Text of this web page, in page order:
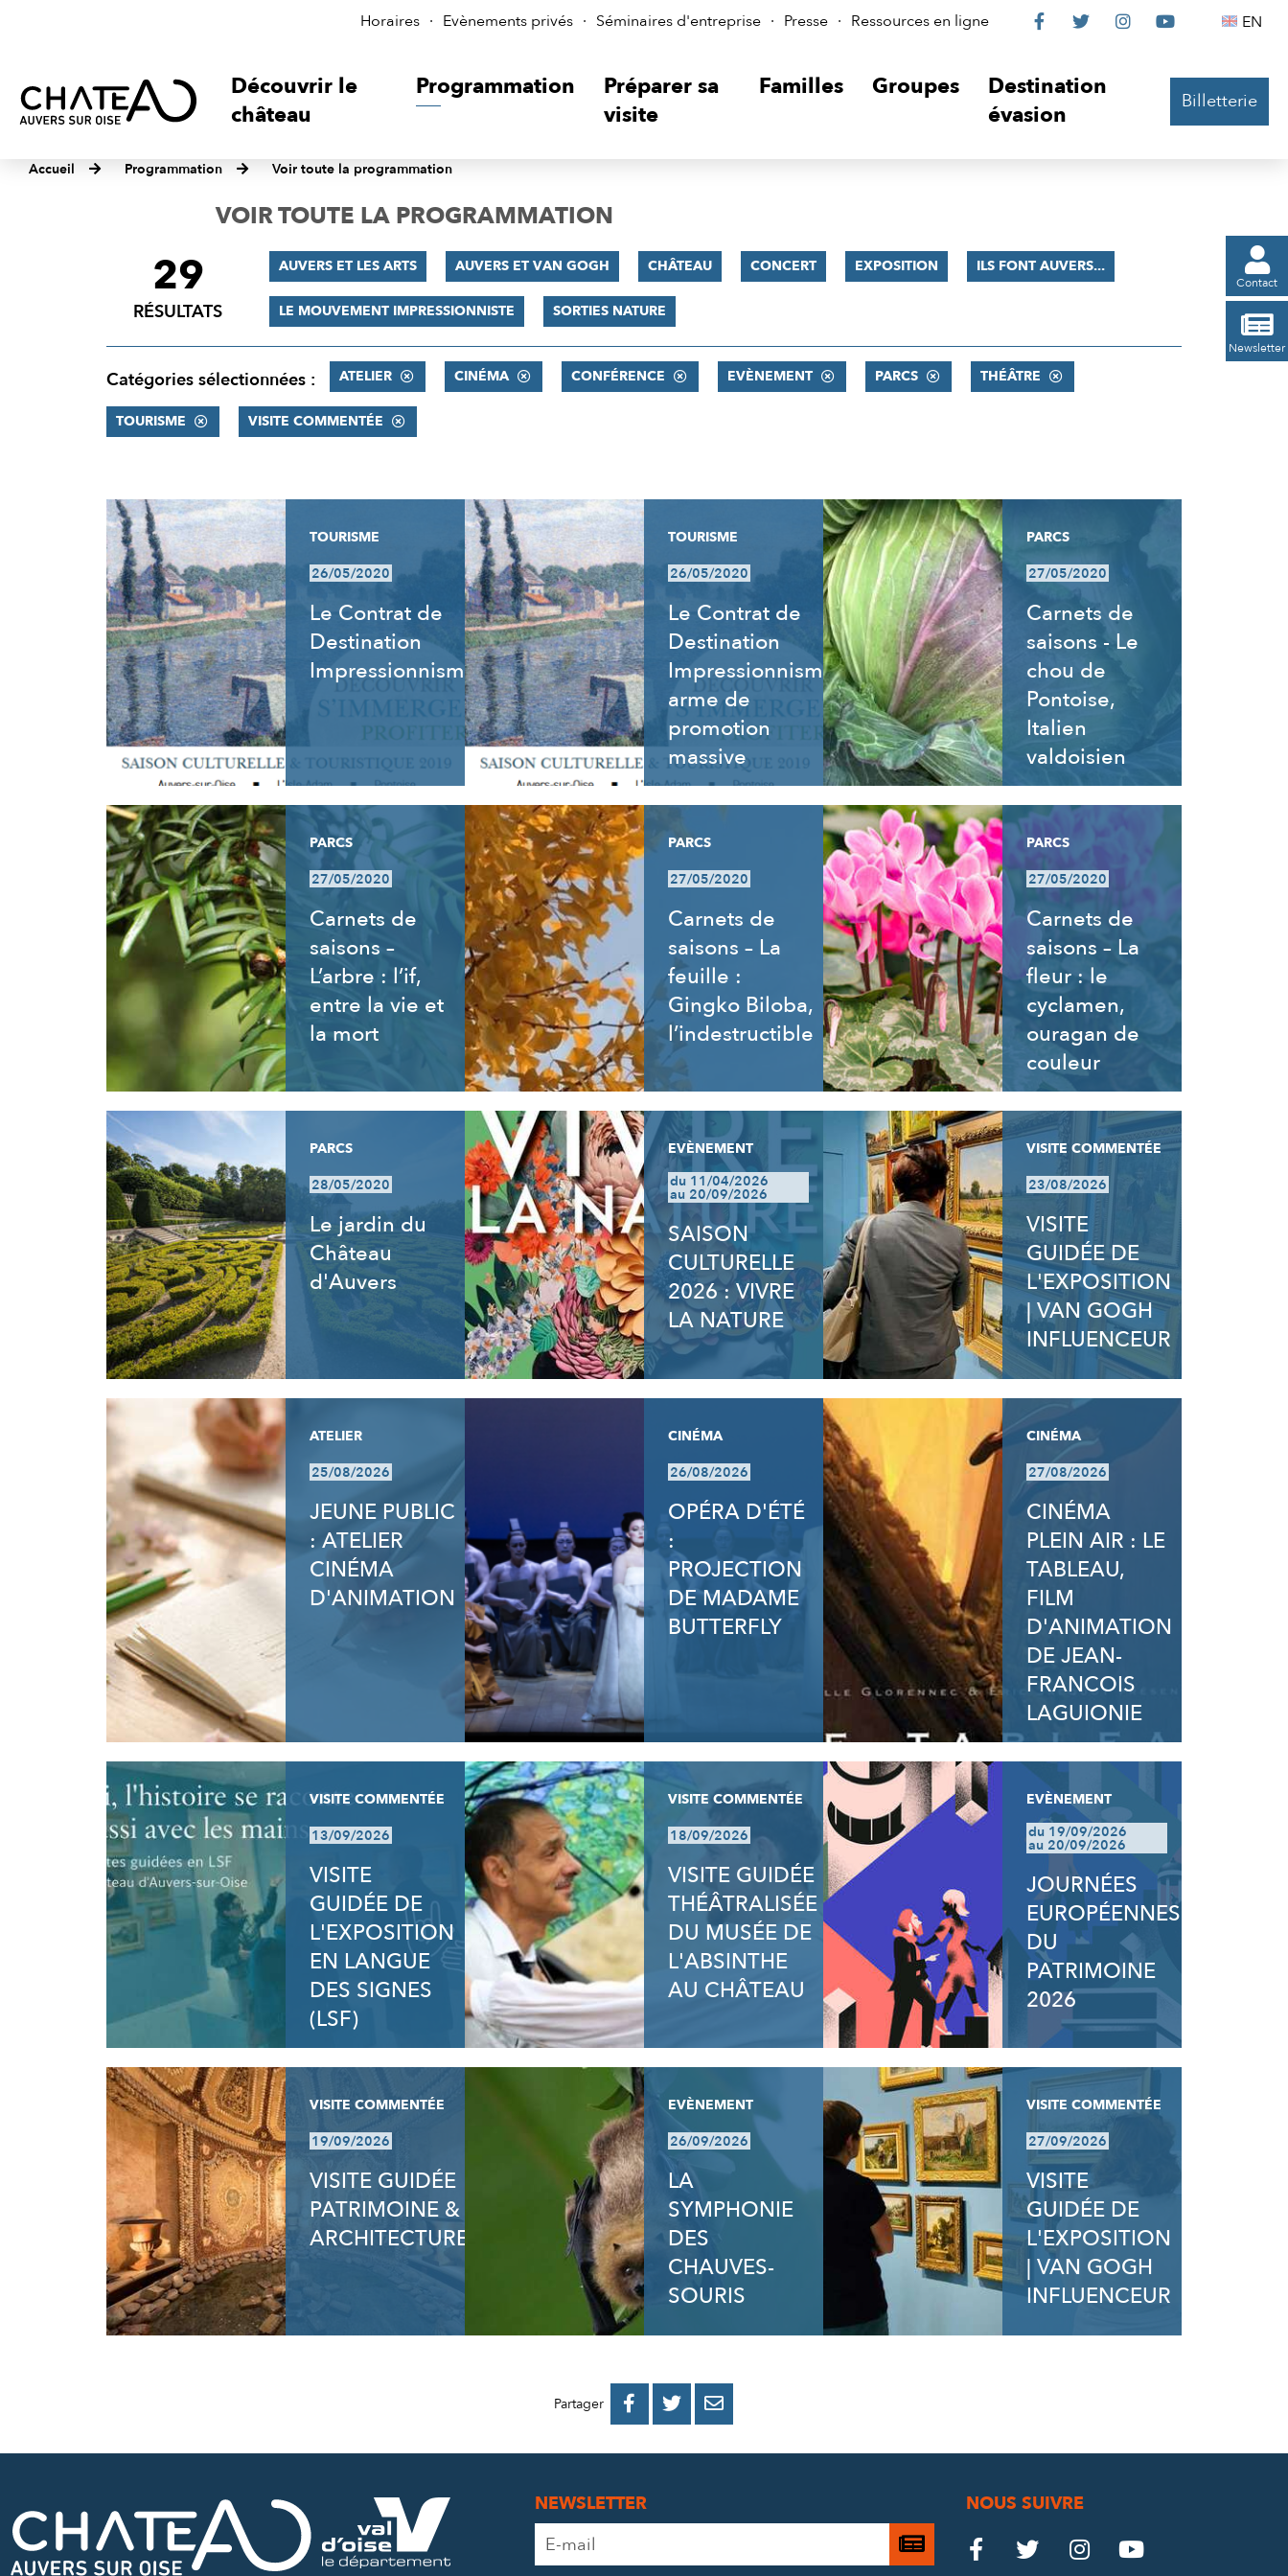
Horaires Evènements privés Séminaires d'entreprise Presse Ressources en ligne
Le
sur

Le

Le

Le
 EN
Découvrir le
château
Programmation
Préparer sa
visite
Familles Groupes
Destination
évasion
Billetterie
Accueil Programmation Voir toute la programmation

Contact

Newsletter
VOIR TOUTE LA PROGRAMMATION
FILTRER
RÉSULTATS
29
RÉSULTATS
AUVERS ET LES ARTS AUVERS ET VAN GOGH CHÂTEAU CONCERT EXPOSITION ILS FONT AUVERS...
LE MOUVEMENT IMPRESSIONNISTE SORTIES NATURE
Catégories sélectionnées : ATELIER CINÉMA CONFÉRENCE EVÈNEMENT PARCS THÉÂTRE
TOURISME VISITE COMMENTÉE
RÉSULTATS
TOURISME
26/05/2020
Le Contrat de
Destination
Impressionnisme
TOURISME
26/05/2020
Le Contrat de
Destination
Impressionnisme,
arme de
promotion
massive
PARCS
27/05/2020
Carnets de
saisons - Le
chou de
Pontoise,
Italien
valdoisien
PARCS
27/05/2020
Carnets de
saisons –
L’arbre : l’if,
entre la vie et
la mort
PARCS
27/05/2020
Carnets de
saisons – La
feuille :
Gingko Biloba,
l’indestructible
PARCS
27/05/2020
Carnets de
saisons – La
fleur : le
cyclamen,
ouragan de
couleur
PARCS
28/05/2020
Le jardin du
Château
d'Auvers
EVÈNEMENT
du 11/04/2026
au 20/09/2026
SAISON
CULTURELLE
2026 : VIVRE
LA NATURE
VISITE COMMENTÉE
23/08/2026
VISITE
GUIDÉE DE
L'EXPOSITION
| VAN GOGH
INFLUENCEUR
ATELIER
25/08/2026
JEUNE PUBLIC
: ATELIER
CINÉMA
D'ANIMATION
CINÉMA
26/08/2026
OPÉRA D'ÉTÉ
:
PROJECTION
DE MADAME
BUTTERFLY
CINÉMA
27/08/2026
CINÉMA
PLEIN AIR : LE
TABLEAU,
FILM
D'ANIMATION
DE JEAN-
FRANCOIS
LAGUIONIE
VISITE COMMENTÉE
13/09/2026
VISITE
GUIDÉE DE
L'EXPOSITION
EN LANGUE
DES SIGNES
(LSF)
VISITE COMMENTÉE
18/09/2026
VISITE GUIDÉE
THÉÂTRALISÉE
DU MUSÉE DE
L'ABSINTHE
AU CHÂTEAU
EVÈNEMENT
du 19/09/2026
au 20/09/2026
JOURNÉES
EUROPÉENNES
DU
PATRIMOINE
2026
VISITE COMMENTÉE
19/09/2026
VISITE GUIDÉE
PATRIMOINE &
ARCHITECTURE
EVÈNEMENT
26/09/2026
LA
SYMPHONIE
DES
CHAUVES-
SOURIS
VISITE COMMENTÉE
27/09/2026
VISITE
GUIDÉE DE
L'EXPOSITION
| VAN GOGH
INFLUENCEUR
Partager 
PARTAGER
PARTAGER
PARTAGER
NEWSLETTER
Adresse
e-
Je
NOUS SUIVRE
Le
 Le
 Le
 Le
